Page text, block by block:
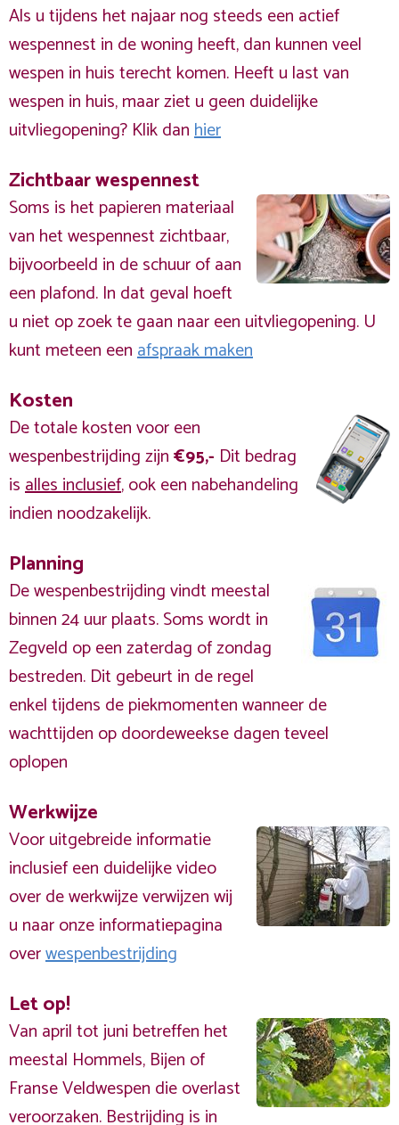
Als u tijdens het najaar nog steeds een actief
wespennest in de woning heeft, dan kunnen veel
wespen in huis terecht komen. Heeft u last van
wespen in huis, maar ziet u geen duidelijke
uitvliegopening? Klik danhier
Zichtbaar wespennest
Soms is het papieren materiaal
van het wespennest zichtbaar,
bijvoorbeeld in de schuur of aan
een plafond. In dat geval hoeft
u niet op zoek te gaan naar een uitvliegopening. U
kunt meteen eenafspraak maken
Kosten
De totale kosten voor een
wespenbestrijding zijn€95,- Dit bedrag
isalles inclusief, ook een nabehandeling
indien noodzakelijk.
Planning
De wespenbestrijding vindt meestal
binnen 24 uur plaats. Soms wordt in
Zegveld op een zaterdag of zondag
bestreden. Dit gebeurt in de regel
enkel tijdens de piekmomenten wanneer de
wachttijden op doordeweekse dagen teveel
oplopen
Werkwijze
Voor uitgebreide informatie
inclusief een duidelijke video
over de werkwijze verwijzen wij
u naar onze informatiepagina
overwespenbestrijding
Let op!
Van april tot juni betreffen het
meestal Hommels, Bijen of
Franse Veldwespen die overlast
veroorzaken. Bestrijding is in